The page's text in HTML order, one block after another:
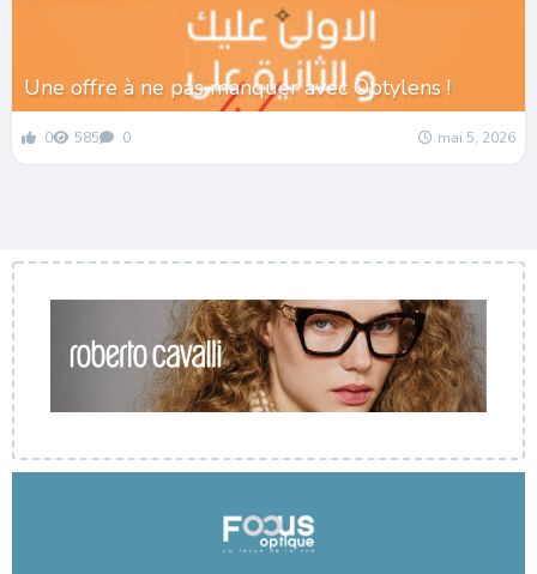
Une offre à ne pas manquer avec Optylens !
0 585 0 mai 5, 2026